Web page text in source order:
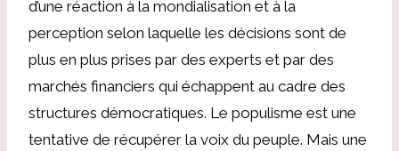
d’une réaction à la mondialisation et à la
perception selon laquelle les décisions sont de
plus en plus prises par des experts et par des
marchés financiers qui échappent au cadre des
structures démocratiques. Le populisme est une
tentative de récupérer la voix du peuple. Mais une